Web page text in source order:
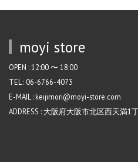
moyi store
OPEN : 12:00 〜 18:00
TEL : 06-6766-4073
E-MAIL : keijimori@moyi-store.com
ADDRESS : 大阪府大阪市北区西天満1